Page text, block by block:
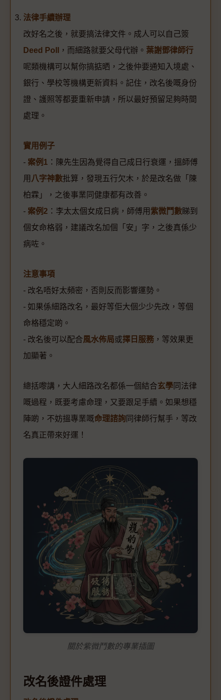
法律手續辦理
改好名之後，就要搞法律文件。成人可以自己簽
Deed Poll
，而細路就要父母代辦。 葉謝鄧律師行
呢類機構可以幫你搞掂晒，之後仲要通知入境處、
銀行、學校等機構更新資料。記住，改名後嘅身份
證、護照等都要重新申請，所以最好預留足夠時間
處理。
實用例子
- 案例1 ：陳先生因為覺得自己成日行衰運，搵師傅
用 八字神數批算，發現五行欠木，於是改名做「陳
柏霖」，之後事業同健康都有改善。
- 案例2 ：李太太個女成日病，師傅用 紫微鬥數睇到
個女命格弱，建議改名加個「安」字，之後真係少
病咗。
注意事項
- 改名唔好太頻密，否則反而影響運勢。
- 如果係細路改名，最好等佢大個少少先改，等個
命格穩定啲。
- 改名後可以配合風水佈局或擇日服務 ，等效果更
加顯著。
總括嚟講，大人細路改名都係一個結合玄學 同法律
嘅過程，既要考慮命理，又要跟足手續。如果想穩
陣啲，不妨搵專業嘅命理諮詢 同律師行幫手，等改
名真正帶來好運！
關於紫微鬥數的專業插圖
改名後證件處理